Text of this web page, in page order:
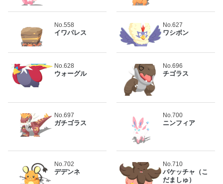
No.558
イワパレス
No.627
ワシボン
No.628
ウォーグル
No.696
チゴラス
No.697
ガチゴラス
No.700
ニンフィア
No.702
デデンネ
No.710
バケッチャ（こ
だましゅ）